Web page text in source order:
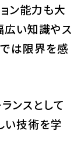
ン能力も大
広い知識やス
は限界を感
ンスとして
い技術を学